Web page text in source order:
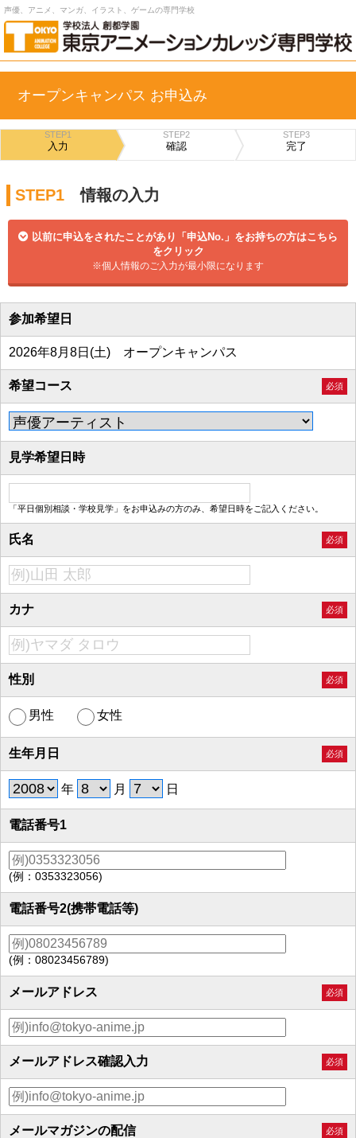
声優、アニメ、マンガ、イラスト、ゲームの専門学校
オープンキャンパス お申込み
STEP1
入力
STEP2
確認
STEP3
完了
STEP1 情報の入力
以前に申込をされたことがあり「申込No.」をお持ちの方はこちら
をクリック
※個人情報のご入力が最小限になります
参加希望日
2026年8月8日(土) オープンキャンパス
希望コース 必須
見学希望日時
「平日個別相談・学校見学」をお申込みの方のみ、希望日時をご記入ください。
氏名 必須
カナ 必須
性別 必須
男性 女性
生年月日 必須
年 月 日
電話番号1
(例：0353323056)
電話番号2(携帯電話等)
(例：08023456789)
メールアドレス 必須
メールアドレス確認入力 必須
メールマガジンの配信 必須